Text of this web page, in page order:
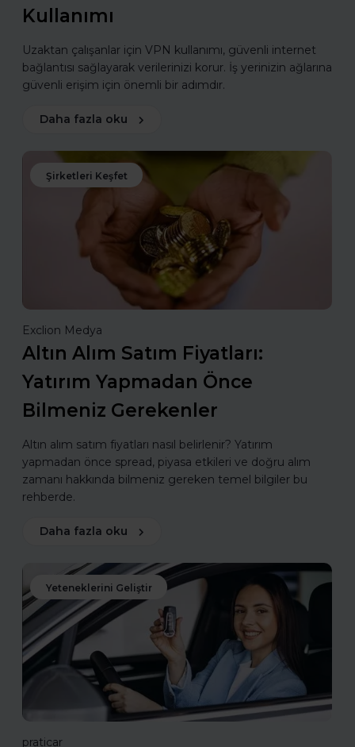
Kullanımı
Uzaktan çalışanlar için VPN kullanımı, güvenli internet
bağlantısı sağlayarak verilerinizi korur. İş yerinizin ağlarına
güvenli erişim için önemli bir adımdır.
Daha fazla oku
Şirketleri Keşfet
Exclion Medya
Altın Alım Satım Fiyatları:
Yatırım Yapmadan Önce
Bilmeniz Gerekenler
Altın alım satım fiyatları nasıl belirlenir? Yatırım
yapmadan önce spread, piyasa etkileri ve doğru alım
zamanı hakkında bilmeniz gereken temel bilgiler bu
rehberde.
Daha fazla oku
Yeteneklerini Geliştir
praticar